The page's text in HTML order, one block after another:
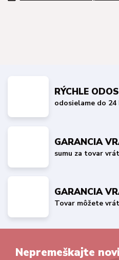
RÝCHLE
odosielame do 24
GARANCIA
sumu za tovar
GARANCIA
Tovar môžete
Nepremeškajte